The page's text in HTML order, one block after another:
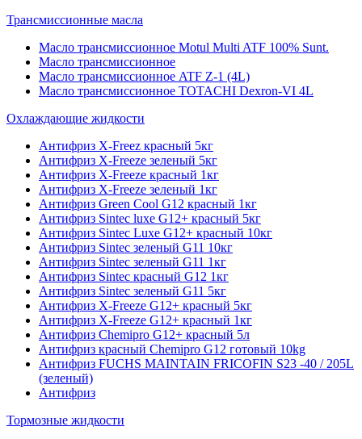
Трансмиссионные масла
Масло трансмиссионное Motul Multi ATF 100% Sunt.
Масло трансмиссионное
Масло трансмиссионное ATF Z-1 (4L)
Масло трансмиссионное TOTACHI Dexron-VI 4L
Охлаждающие жидкости
Антифриз X-Freez красный 5кг
Антифриз X-Freeze зеленый 5кг
Антифриз X-Freeze красный 1кг
Антифриз X-Freeze зеленый 1кг
Антифриз Green Cool G12 красный 1кг
Антифриз Sintec luxe G12+ красный 5кг
Антифриз Sintec Luxe G12+ красный 10кг
Антифриз Sintec зеленый G11 10кг
Антифриз Sintec зеленый G11 1кг
Антифриз Sintec красный G12 1кг
Антифриз Sintec зеленый G11 5кг
Антифриз X-Freeze G12+ красный 5кг
Антифриз X-Freeze G12+ красный 1кг
Антифриз Chemipro G12+ красный 5л
Антифриз красный Chemipro G12 готовый 10kg
Антифриз FUCHS MAINTAIN FRICOFIN S23 -40 / 205L
(зеленый)
Антифриз
Тормозные жидкости